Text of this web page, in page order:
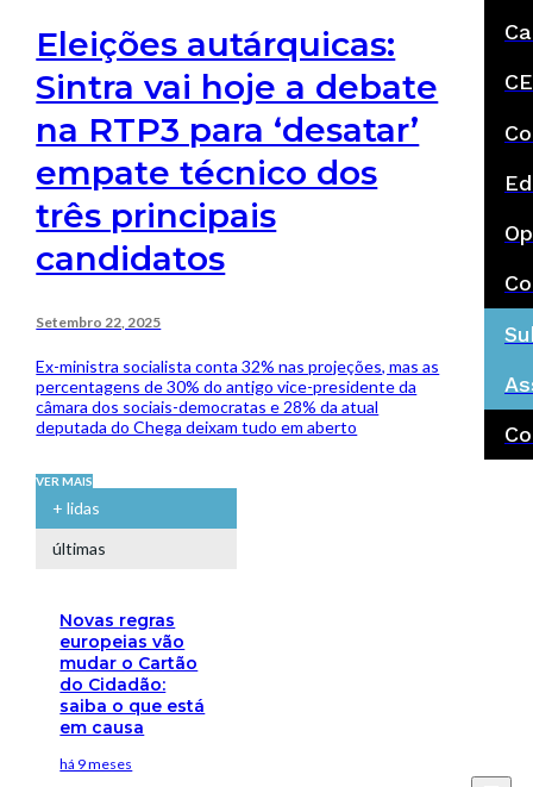
Eleições autárquicas:
Sintra vai hoje a debate
na RTP3 para ‘desatar’
empate técnico dos
três principais
candidatos
Setembro 22, 2025
Ex-ministra socialista conta 32% nas projeções, mas as
percentagens de 30% do antigo vice-presidente da
câmara dos sociais-democratas e 28% da atual
deputada do Chega deixam tudo em aberto
VER MAIS
+ lidas
últimas
Novas regras
europeias vão
mudar o Cartão
do Cidadão:
saiba o que está
em causa
há 9 meses